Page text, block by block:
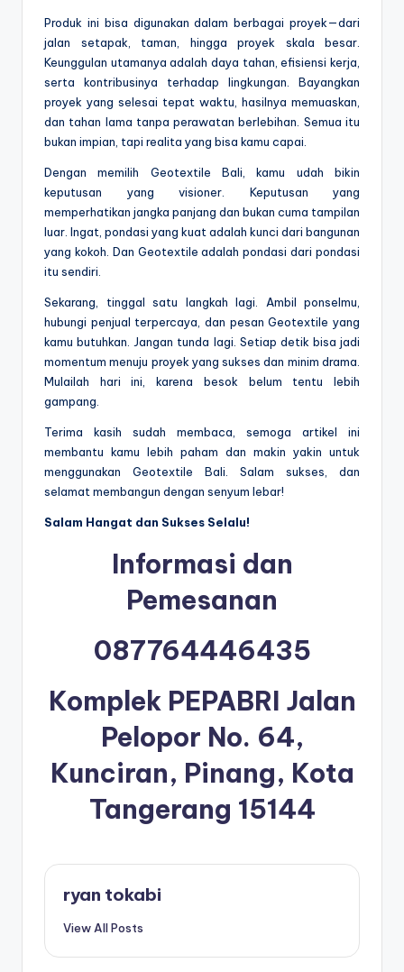
Produk ini bisa digunakan dalam berbagai proyek—dari
jalan setapak, taman, hingga proyek skala besar.
Keunggulan utamanya adalah daya tahan, efisiensi kerja,
serta kontribusinya terhadap lingkungan. Bayangkan
proyek yang selesai tepat waktu, hasilnya memuaskan,
dan tahan lama tanpa perawatan berlebihan. Semua itu
bukan impian, tapi realita yang bisa kamu capai.
Dengan memilih Geotextile Bali, kamu udah bikin
keputusan yang visioner. Keputusan yang
memperhatikan jangka panjang dan bukan cuma tampilan
luar. Ingat, pondasi yang kuat adalah kunci dari bangunan
yang kokoh. Dan Geotextile adalah pondasi dari pondasi
itu sendiri.
Sekarang, tinggal satu langkah lagi. Ambil ponselmu,
hubungi penjual terpercaya, dan pesan Geotextile yang
kamu butuhkan. Jangan tunda lagi. Setiap detik bisa jadi
momentum menuju proyek yang sukses dan minim drama.
Mulailah hari ini, karena besok belum tentu lebih
gampang.
Terima kasih sudah membaca, semoga artikel ini
membantu kamu lebih paham dan makin yakin untuk
menggunakan Geotextile Bali. Salam sukses, dan
selamat membangun dengan senyum lebar!
Salam Hangat dan Sukses Selalu!
Informasi dan
Pemesanan
087764446435
Komplek PEPABRI Jalan
Pelopor No. 64,
Kunciran, Pinang, Kota
Tangerang 15144
ryan tokabi
View All Posts